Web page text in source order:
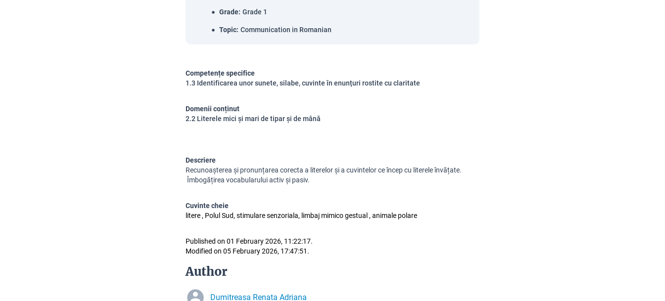
Grade: Grade 1
Topic: Communication in Romanian
Competențe specifice
1.3 Identificarea unor sunete, silabe, cuvinte în enunțuri rostite cu claritate
Domenii conținut
2.2 Literele mici și mari de tipar și de mână
Descriere
Recunoașterea și pronunțarea corecta a literelor și a cuvintelor ce încep cu literele învățate.
Îmbogățirea vocabularului activ și pasiv.
Cuvinte cheie
litere , Polul Sud, stimulare senzoriala, limbaj mimico gestual , animale polare
Published on 01 February 2026, 11:22:17.
Modified on 05 February 2026, 17:47:51.
Author
Dumitreasa Renata Adriana